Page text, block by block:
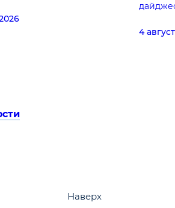
4
Наверх